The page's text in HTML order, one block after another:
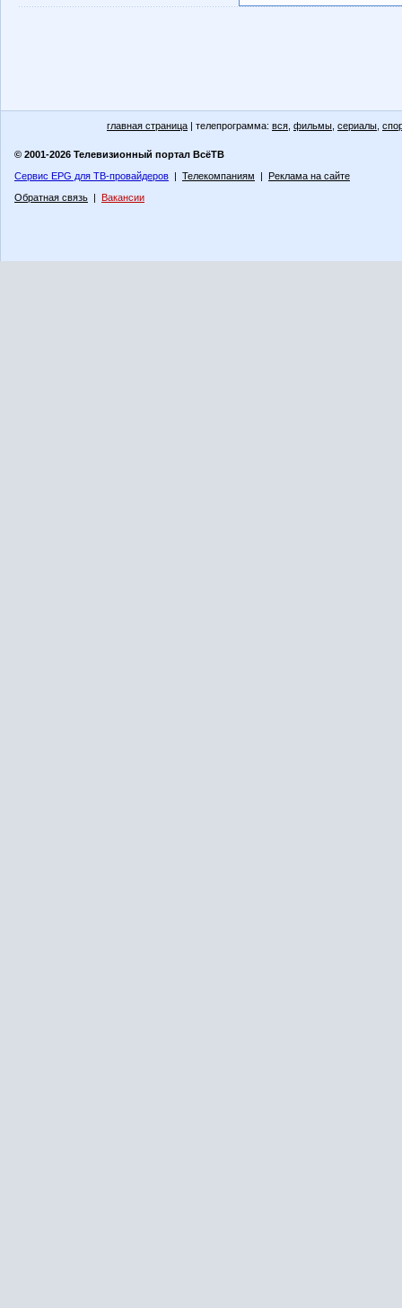
главная страница | телепрограмма: вся фильмы сериалы
© 2001-2026 Телевизионный портал ВсёТВ
Сервис EPG для ТВ-провайдеров | Телекомпаниям | Реклама на сайте
Обратная связь | Вакансии